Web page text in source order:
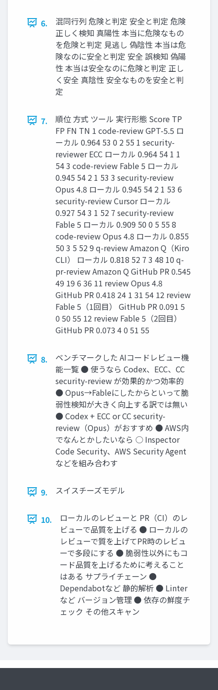
6.
混同行列 危険と判定 安全と判定 危険
正しく検知 真陽性 本当に危険なもの
を危険と判定 見逃し 偽陰性 本当は危
険なのに安全と判定 安全 誤検知 偽陽
性 本当は安全なのに危険と判定 正し
く安全 真陰性 安全なものを安全と判
定
7.
順位 方式 ツール 実行形態 Score TP
FP FN TN 1 code-review GPT-5.5 ロ
ーカル 0.964 53 0 2 55 1 security-
reviewer ECC ローカル 0.964 54 1 1
54 3 code-review Fable 5 ローカル
0.945 54 2 1 53 3 security-review
Opus 4.8 ローカル 0.945 54 2 1 53 6
security-review Cursor ローカル
0.927 54 3 1 52 7 security-review
Fable 5 ローカル 0.909 50 0 5 55 8
code-review Opus 4.8 ローカル 0.855
50 3 5 52 9 q-review Amazon Q（Kiro
CLI） ローカル 0.818 52 7 3 48 10 q-
pr-review Amazon Q GitHub PR 0.545
49 19 6 36 11 review Opus 4.8
GitHub PR 0.418 24 1 31 54 12 review
Fable 5（1回目） GitHub PR 0.091 5
0 50 55 12 review Fable 5（2回目）
GitHub PR 0.073 4 0 51 55
8.
ベンチマークした AIコードレビュー機
能一覧 ● 使うなら Codex、ECC、CC
security-review が効果的かつ効率的
● Opus→Fableにしたからといって脆
弱性検知が大きく向上する訳では無い
● Codex + ECC or CC security-
review（Opus）がおすすめ ● AWS内
でなんとかしたいなら ○ Inspector
Code Security、AWS Security Agent
などを組み合わす
9. スイスチーズモデル
10.
ローカルのレビューと PR（CI）のレ
ビューで品質を上げる ● ローカルの
レビューで質を上げてPR時のレビュ
ーで多段にする ● 脆弱性以外にもコ
ード品質を上げるために考えること
はある サプライチェーン ●
Dependabotなど 静的解析 ● Linter
など バージョン管理 ● 依存の鮮度チ
ェック その他スキャン